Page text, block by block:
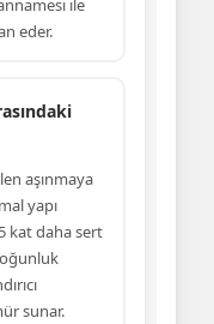
ile
eder.
aşınmaya
yapı
kat daha sert
sunar.